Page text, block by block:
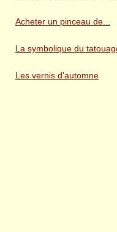
Acheter un pinceau de...
La symbolique du
Les vernis d'automne